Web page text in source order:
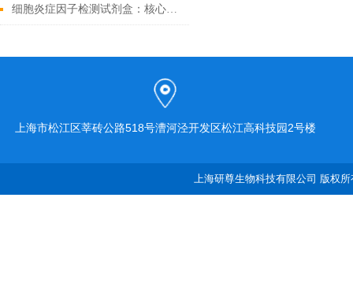
细胞炎症因子检测试剂盒：核心技术与检测原理全解析
上海市松江区莘砖公路518号漕河泾开发区松江高科技园2号楼
上海研尊生物科技有限公司 版权